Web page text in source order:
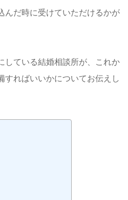
んだ時に受けていただけるかが
している結婚相談所が、これか
すればいいかについてお伝えし